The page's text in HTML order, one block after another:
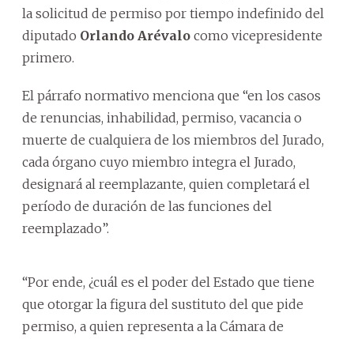
la solicitud de permiso por tiempo indefinido del
diputado Orlando Arévalo como vicepresidente
primero.
El párrafo normativo menciona que “en los casos
de renuncias, inhabilidad, permiso, vacancia o
muerte de cualquiera de los miembros del Jurado,
cada órgano cuyo miembro integra el Jurado,
designará al reemplazante, quien completará el
período de duración de las funciones del
reemplazado”.
“Por ende, ¿cuál es el poder del Estado que tiene
que otorgar la figura del sustituto del que pide
permiso, a quien representa a la Cámara de